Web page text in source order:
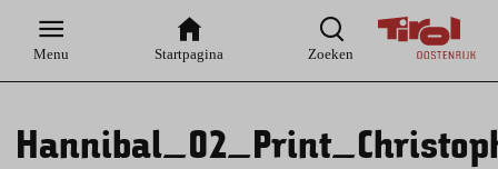
Hauptnavigation
Inhaltsbereich
Menu Startpagina Zoeken